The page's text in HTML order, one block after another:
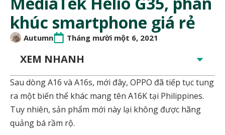
khúc smartphone giá rẻ
Autumn Tháng mười một 6, 2021
XEM NHANH
Sau dòng A16 và A16s, mới đây, OPPO đã tiếp tục tung
ra một biến thể khác mang tên A16K tại Philippines.
Tuy nhiên, sản phẩm mới này lại không được hãng
quảng bá rầm rộ.